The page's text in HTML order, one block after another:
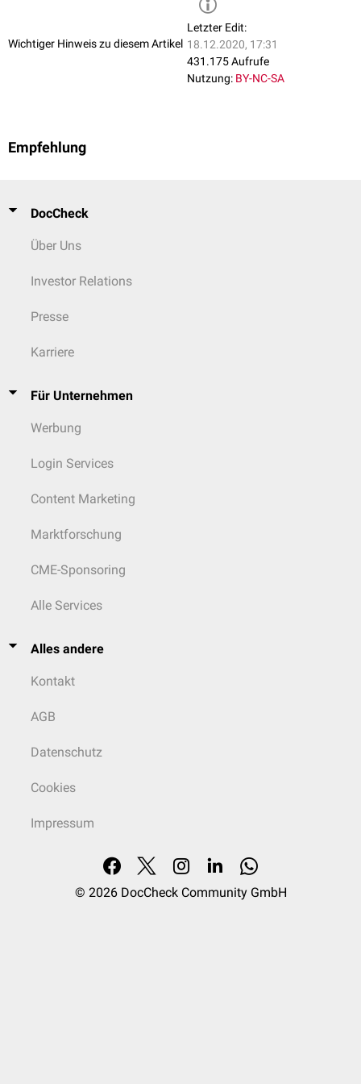
Wichtiger Hinweis zu diesem Artikel
Letzter Edit:
18.12.2020, 17:31
431.175 Aufrufe
Nutzung: BY-NC-SA
Empfehlung
DocCheck
Über Uns
Investor Relations
Presse
Karriere
Für Unternehmen
Werbung
Login Services
Content Marketing
Marktforschung
CME-Sponsoring
Alle Services
Alles andere
Kontakt
AGB
Datenschutz
Cookies
Impressum
© 2026 DocCheck Community GmbH